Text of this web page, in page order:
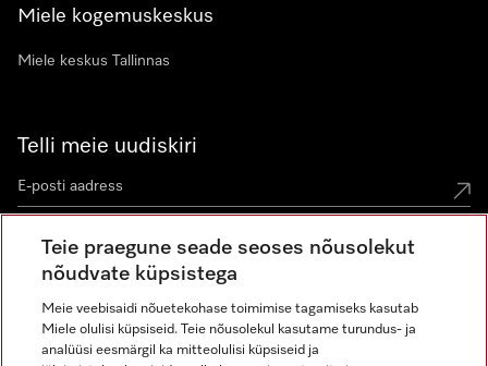
Miele kogemuskeskus
Miele keskus Tallinnas
Telli meie uudiskiri
Miele Instagramis
Miele Facebookis
Miele Youtube'is
Teie praegune seade seoses nõusolekut
nõudvate küpsistega
Meie veebisaidi nõuetekohase toimimise tagamiseks kasutab
Miele olulisi küpsiseid. Teie nõusolekul kasutame turundus- ja
analüüsi eesmärgil ka mitteolulisi küpsiseid ja